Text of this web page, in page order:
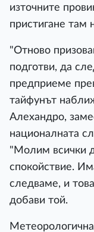
източните
пристигане там
"Отново
подготви, да
предприеме
тайфунът
Алехандро,
националната
"Молим всички
спокойствие.
следваме, и
добави той.